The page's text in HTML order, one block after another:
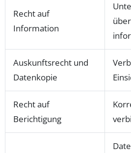
Recht auf
Information
Auskunftsrecht und
Datenkopie
Recht auf
Berichtigung